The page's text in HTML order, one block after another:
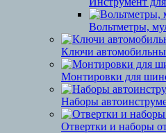
Вольтметры,
Ключи
Монтировки для
Наборы
Отвертки и наборы